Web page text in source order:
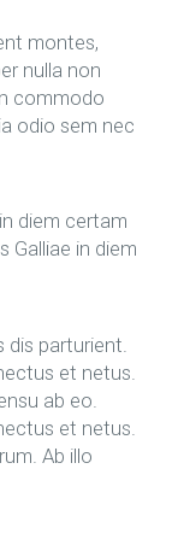
montes,
nulla non
commodo
odio sem nec
diem certam
Galliae in diem
parturient.
et netus.
ab eo.
et netus.
Ab illo